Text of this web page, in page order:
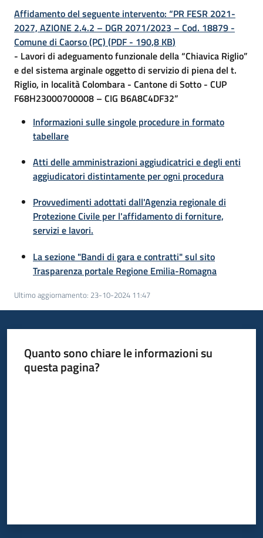
Seguici
su
Affidamento del seguente intervento: “PR FESR 2021-
2027, AZIONE 2.4.2 – DGR 2071/2023 – Cod. 18879 -
Comune di Caorso (PC) (PDF - 190,8 KB)
- Lavori di adeguamento funzionale della “Chiavica Riglio”
e del sistema arginale oggetto di servizio di piena del t.
Riglio, in località Colombara - Cantone di Sotto - CUP
F68H23000700008 – CIG B6A8C4DF32”
Informazioni sulle singole procedure in formato
tabellare
Atti delle amministrazioni aggiudicatrici e degli enti
aggiudicatori distintamente per ogni procedura
Provvedimenti adottati dall'Agenzia regionale di
Protezione Civile per l'affidamento di forniture,
servizi e lavori.
La sezione "Bandi di gara e contratti" sul sito
Trasparenza portale Regione Emilia-Romagna
Ultimo aggiornamento: 23-10-2024 11:47
Quanto sono chiare le informazioni su
questa pagina?